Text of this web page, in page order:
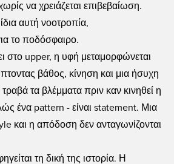
να χρειάζεται επιβεβαίωση.
αυτή νοοτροπία,
το ποδόσφαιρο.
στο upper, η υφή μεταμορφώνεται
βάθος, κίνηση και μια ήσυχη
τα βλέμματα πριν καν κινηθεί η
ένα pattern - είναι statement. Μια
και η απόδοση δεν ανταγωνίζονται
τη δική της ιστορία. Η